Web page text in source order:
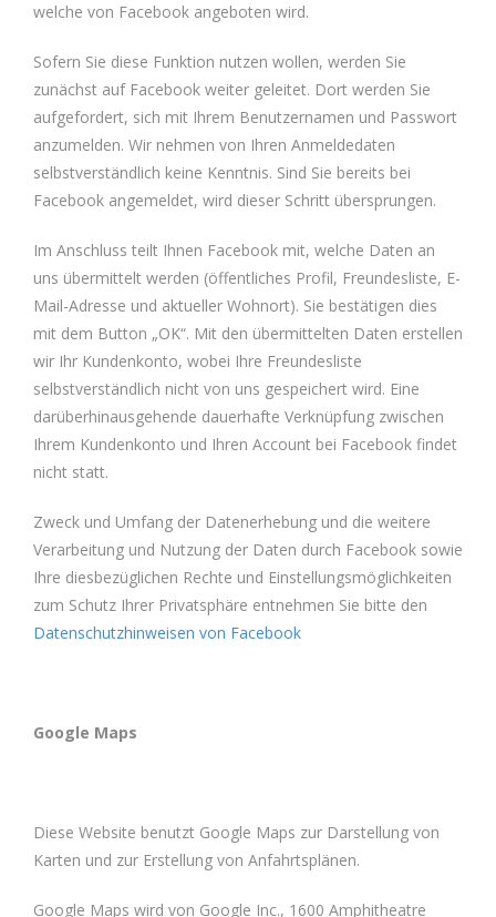
welche von Facebook angeboten wird.
Sofern Sie diese Funktion nutzen wollen, werden Sie
zunächst auf Facebook weiter geleitet. Dort werden Sie
aufgefordert, sich mit Ihrem Benutzernamen und Passwort
anzumelden. Wir nehmen von Ihren Anmeldedaten
selbstverständlich keine Kenntnis. Sind Sie bereits bei
Facebook angemeldet, wird dieser Schritt übersprungen.
Im Anschluss teilt Ihnen Facebook mit, welche Daten an
uns übermittelt werden (öffentliches Profil, Freundesliste, E-
Mail-Adresse und aktueller Wohnort). Sie bestätigen dies
mit dem Button „OK“. Mit den übermittelten Daten erstellen
wir Ihr Kundenkonto, wobei Ihre Freundesliste
selbstverständlich nicht von uns gespeichert wird. Eine
darüberhinausgehende dauerhafte Verknüpfung zwischen
Ihrem Kundenkonto und Ihren Account bei Facebook findet
nicht statt.
Zweck und Umfang der Datenerhebung und die weitere
Verarbeitung und Nutzung der Daten durch Facebook sowie
Ihre diesbezüglichen Rechte und Einstellungsmöglichkeiten
zum Schutz Ihrer Privatsphäre entnehmen Sie bitte den
Datenschutzhinweisen von Facebook
Google Maps
Diese Website benutzt Google Maps zur Darstellung von
Karten und zur Erstellung von Anfahrtsplänen.
Google Maps wird von Google Inc., 1600 Amphitheatre